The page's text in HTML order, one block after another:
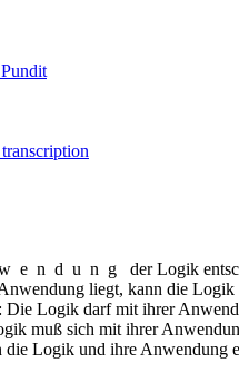
der Logik
liegt, kann die Logik
Die Logik darf mit ihrer
muß sich mit ihrer
die Logik und ihre Anwendung